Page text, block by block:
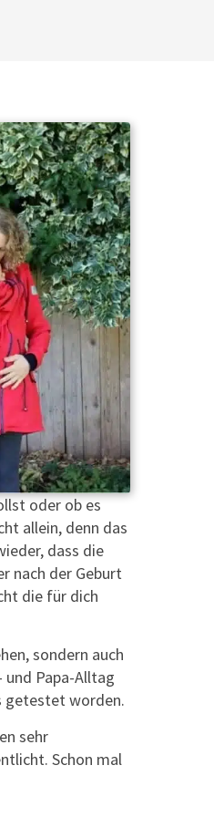
oder ob es
allein, denn das
dass die
nach der Geburt
die für dich
sondern auch
Papa-Alltag
getestet worden.
sehr
Schon mal